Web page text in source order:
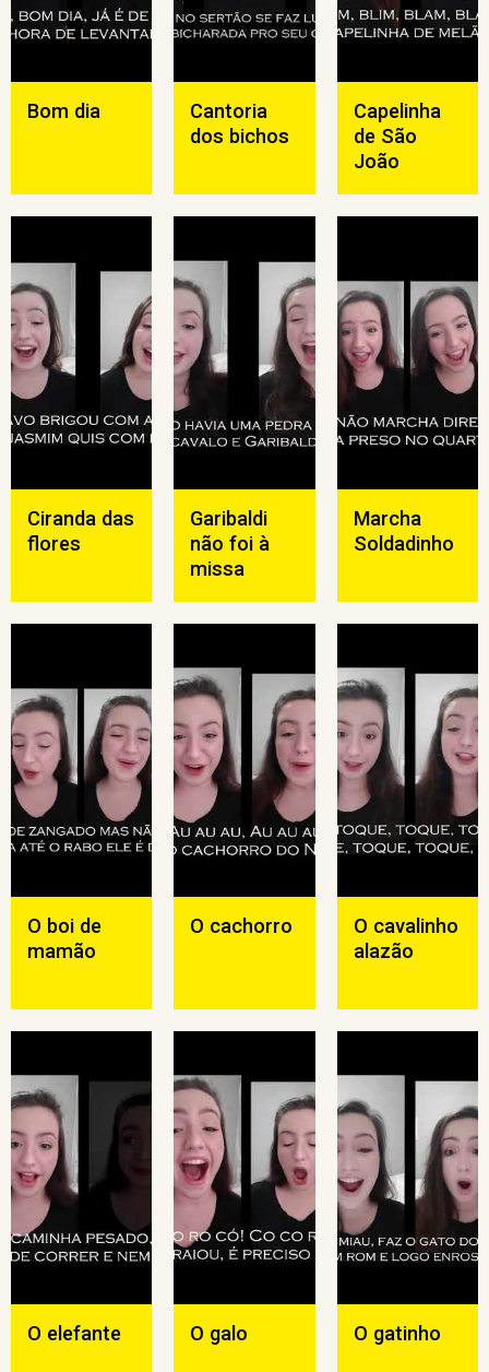
Bom dia
Cantoria
dos bichos
Capelinha
de São
João
Ciranda das
flores
Garibaldi
não foi à
missa
Marcha
Soldadinho
O boi de
mamão
O cachorro
O cavalinho
alazão
O elefante O galo O gatinho